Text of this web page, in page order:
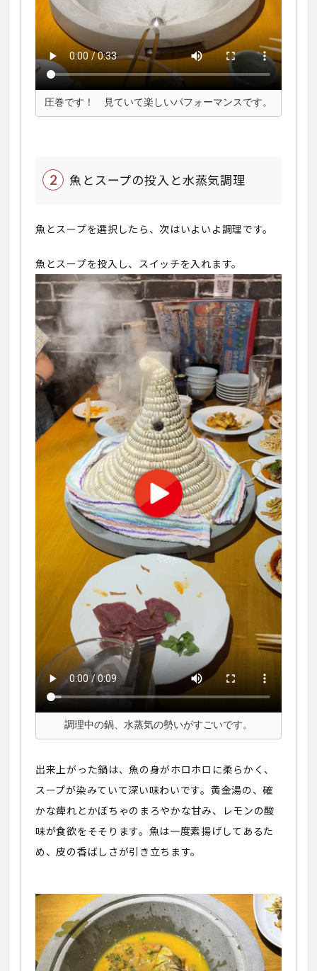
圧巻です！ 見ていて楽しいパフォーマンスです。
魚とスープの投入と水蒸気調理
魚とスープを選択したら、次はいよいよ調理です。
魚とスープを投入し、スイッチを入れます。
調理中の鍋、水蒸気の勢いがすごいです。
出来上がった鍋は、魚の身がホロホロに柔らかく、
スープが染みていて深い味わいです。黄金湯の、確
かな痺れとかぼちゃのまろやかな甘み、レモンの酸
味が食欲をそそります。魚は一度素揚げしてあるた
め、皮の香ばしさが引き立ちます。